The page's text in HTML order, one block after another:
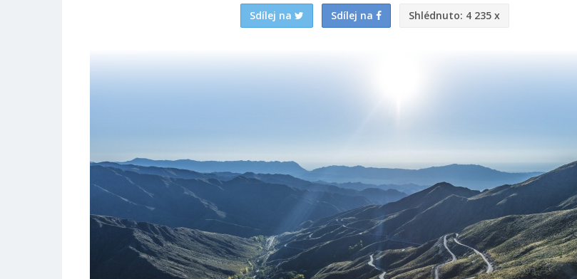
Sdílej na Sdílej na Shlédnuto: 4 235 x